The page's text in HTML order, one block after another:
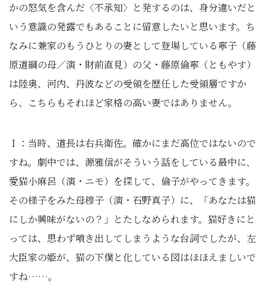
かの怒気を含んだ〈不承知〉と発するのは、身分違いだと
いう意識の発露でもあることに留意したいと思います。ち
なみに兼家のもうひとりの妻として登場している寧子（藤
原道綱の母／演・財前直見）の父・藤原倫寧（ともやす）
は陸奥、河内、丹波などの受領を歴任した受領層ですか
ら、こちらもそれほど家格の高い妻ではありません。
Ｉ：当時、道長は右兵衛佐。確かにまだ高位ではないので
すね。劇中では、源雅信がそういう話をしている最中に､
愛猫小麻呂（演・ニモ）を探して、倫子がやってきます。
その様子をみた母穆子（演・石野真子）に、「あなたは猫
にしか興味がないの？」とたしなめられます。猫好きにと
っては、思わず噴き出してしまうような台詞でしたが、左
大臣家の姫が、猫の下僕と化している図はほほえましいで
すね……。